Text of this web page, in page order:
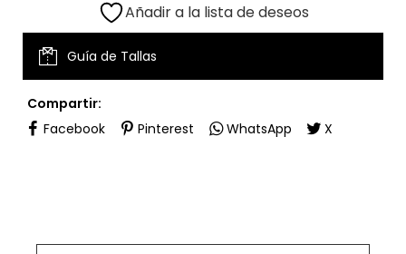
Añadir a la lista de deseos
Guía de Tallas
Compartir:
Facebook
Pinterest WhatsApp X